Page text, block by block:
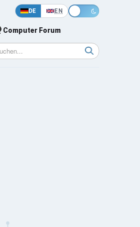
DE EN
Computer Forum